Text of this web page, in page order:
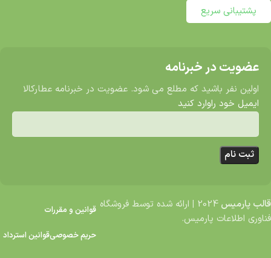
پشتیبانی سریع
عضویت در خبرنامه
اولین نفر باشید که مطلع می شود. عضویت در خبرنامه عطارکالا
ایمیل خود راوارد کنید
قالب پارمیس 2024
| ارائه شده توسط فروشگاه
فناوری اطلاعات پارمیس.
قوانین و مقررات
حریم خصوصیقوانین استرداد